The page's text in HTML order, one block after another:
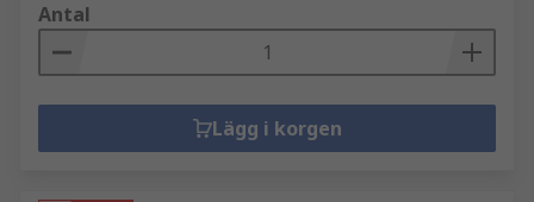
Antal
Lägg i korgen